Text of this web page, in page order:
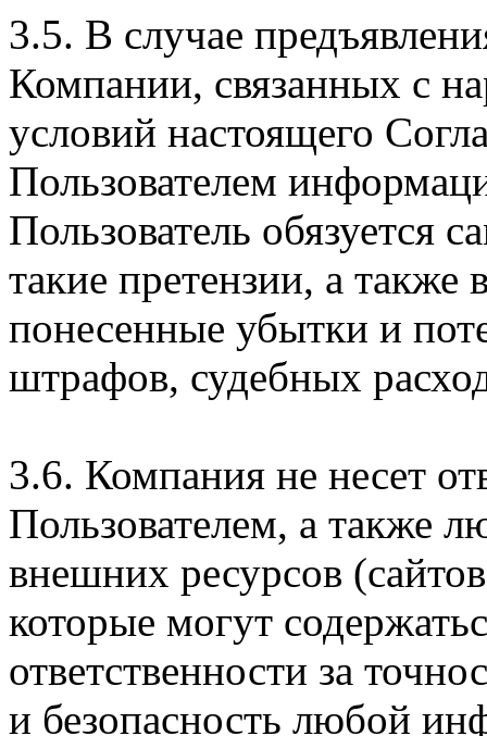
3.5. В случае
Компании, связанных с
условий настоящего
Пользователем
Пользователь обязуется
такие претензии, а также
понесенные убытки и
штрафов, судебных
3.6. Компания не несет
Пользователем, а также
внешних ресурсов
которые могут
ответственности за
и безопасность любой